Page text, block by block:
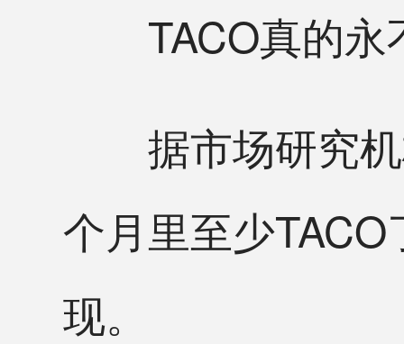
TACO真的永
据市场研究机
个月里至少
现。